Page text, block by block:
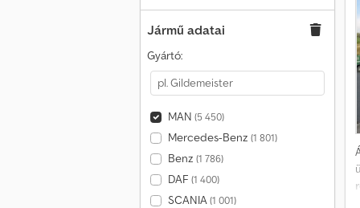
Jármű adatai
Gyártó:
MAN (5 450)
Mercedes-Benz (1 801)
Benz (1 786)
DAF (1 400)
SCANIA(1 001)